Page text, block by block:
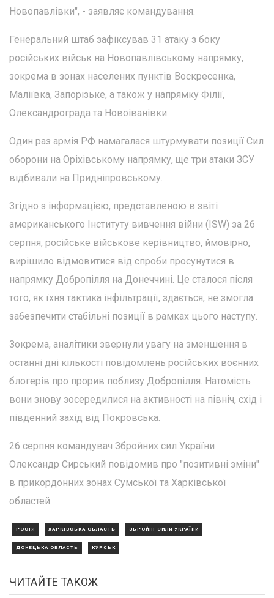
Новопавлівки", - заявляє командування.
Генеральний штаб зафіксував 31 атаку з боку
російських військ на Новопавлівському напрямку,
зокрема в зонах населених пунктів Воскресенка,
Маліївка, Запорізьке, а також у напрямку Філії,
Олександрограда та Новоіванівки.
Один раз армія РФ намагалася штурмувати позиції Сил
оборони на Оріхівському напрямку, ще три атаки ЗСУ
відбивали на Придніпровському.
Згідно з інформацією, представленою в звіті
американського Інституту вивчення війни (ISW) за 26
серпня, російське військове керівництво, ймовірно,
вирішило відмовитися від спроби просунутися в
напрямку Добропілля на Донеччині. Це сталося після
того, як їхня тактика інфільтрації, здається, не змогла
забезпечити стабільні позиції в рамках цього наступу.
Зокрема, аналітики звернули увагу на зменшення в
останні дні кількості повідомлень російських воєнних
блогерів про прорив поблизу Добропілля. Натомість
вони знову зосередилися на активності на північ, схід і
південний захід від Покровська.
26 серпня командувач Збройних сил України
Олександр Сирський повідомив про "позитивні зміни"
в прикордонних зонах Сумської та Харківської
областей.
РОСІЯ ХАРКІВСЬКА ОБЛАСТЬ ЗБРОЙНІ СИЛИ УКРАЇНИ
ДОНЕЦЬКА ОБЛАСТЬ КУРСЬК
ЧИТАЙТЕ ТАКОЖ